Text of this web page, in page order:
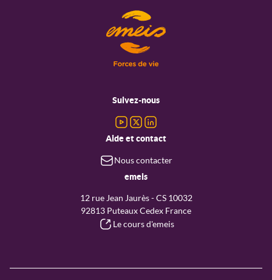
Suivez-nous
Aide et contact
Nous contacter
emeis
12 rue Jean Jaurès - CS 10032
92813 Puteaux Cedex France
Le cours d'emeis